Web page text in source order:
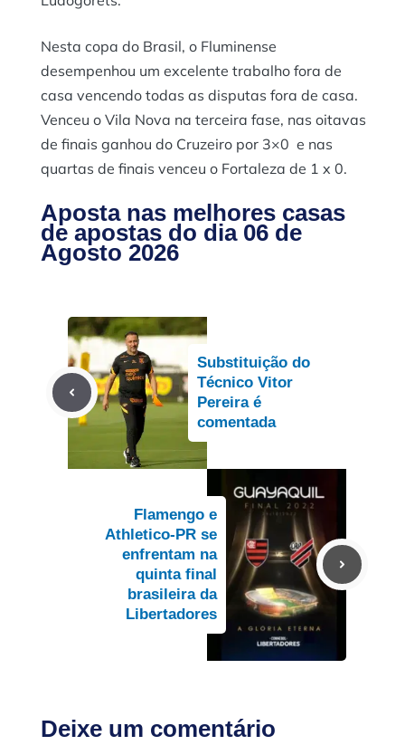
Nesta copa do Brasil, o Fluminense
desempenhou um excelente trabalho fora de
casa vencendo todas as disputas fora de casa.
Venceu o Vila Nova na terceira fase, nas oitavas
de finais ganhou do Cruzeiro por 3×0 e nas
quartas de finais venceu o Fortaleza de 1 x 0.
Aposta nas melhores casas
de apostas do dia 06 de
Agosto 2026
Substituição do
Técnico Vitor
Pereira é
comentada
Flamengo e
Athletico-PR se
enfrentam na
quinta final
brasileira da
Libertadores
Deixe um comentário